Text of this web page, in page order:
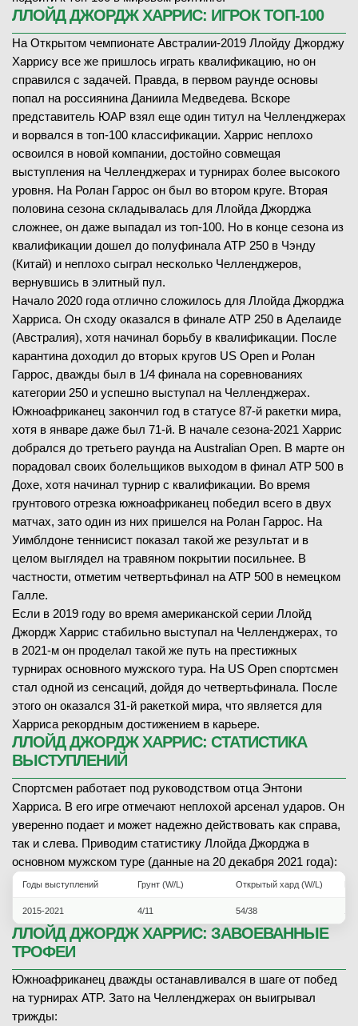
ЛЛОЙД ДЖОРДЖ ХАРРИС: ИГРОК ТОП-100
На Открытом чемпионате Австралии-2019 Ллойду Джорджу
Харрису все же пришлось играть квалификацию, но он
справился с задачей. Правда, в первом раунде основы
попал на россиянина Даниила Медведева. Вскоре
представитель ЮАР взял еще один титул на Челленджерах
и ворвался в топ-100 классификации. Харрис неплохо
освоился в новой компании, достойно совмещая
выступления на Челленджерах и турнирах более высокого
уровня. На Ролан Гаррос он был во втором круге. Вторая
половина сезона складывалась для Ллойда Джорджа
сложнее, он даже выпадал из топ-100. Но в конце сезона из
квалификации дошел до полуфинала ATP 250 в Чэнду
(Китай) и неплохо сыграл несколько Челленджеров,
вернувшись в элитный пул.
Начало 2020 года отлично сложилось для Ллойда Джорджа
Харриса. Он сходу оказался в финале ATP 250 в Аделаиде
(Австралия), хотя начинал борьбу в квалификации. После
карантина доходил до вторых кругов US Open и Ролан
Гаррос, дважды был в 1/4 финала на соревнованиях
категории 250 и успешно выступал на Челленджерах.
Южноафриканец закончил год в статусе 87-й ракетки мира,
хотя в январе даже был 71-й. В начале сезона-2021 Харрис
добрался до третьего раунда на Australian Open. В марте он
порадовал своих болельщиков выходом в финал ATP 500 в
Дохе, хотя начинал турнир с квалификации. Во время
грунтового отрезка южноафриканец победил всего в двух
матчах, зато один из них пришелся на Ролан Гаррос. На
Уимблдоне теннисист показал такой же результат и в
целом выглядел на травяном покрытии посильнее. В
частности, отметим четвертьфинал на ATP 500 в немецком
Галле.
Если в 2019 году во время американской серии Ллойд
Джордж Харрис стабильно выступал на Челленджерах, то
в 2021-м он проделал такой же путь на престижных
турнирах основного мужского тура. На US Open спортсмен
стал одной из сенсаций, дойдя до четвертьфинала. После
этого он оказался 31-й ракеткой мира, что является для
Харриса рекордным достижением в карьере.
ЛЛОЙД ДЖОРДЖ ХАРРИС: СТАТИСТИКА
ВЫСТУПЛЕНИЙ
Спортсмен работает под руководством отца Энтони
Харриса. В его игре отмечают неплохой арсенал ударов. Он
уверенно подает и может надежно действовать как справа,
так и слева. Приводим статистику Ллойда Джорджа в
основном мужском туре (данные на 20 декабря 2021 года):
Годы выступлений Грунт (W/L) Открытый хард (W/L)
2015-2021 4/11 54/38
ЛЛОЙД ДЖОРДЖ ХАРРИС: ЗАВОЕВАННЫЕ
ТРОФЕИ
Южноафриканец дважды останавливался в шаге от побед
на турнирах ATP. Зато на Челленджерах он выигрывал
трижды: